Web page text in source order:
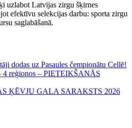
uzlabot Latvijas zirgu šķirnes
efektīvu selekcijas darbu: sporta zirgu
saglabāšanā.
dodas uz Pasaules čempionātu Cellē!
4 reģionos – PIETEIKŠANĀS
ĶĒVJU GALA SARAKSTS 2026